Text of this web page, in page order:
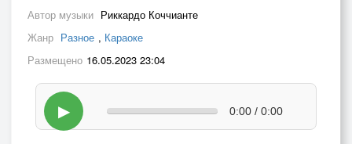
Автор музыки Риккардо Коччианте
Жанр Разное , Караоке
Размещено 16.05.2023 23:04
▶ 0:00 / 0:00